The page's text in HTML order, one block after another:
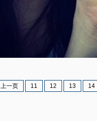
上一页 11 12 13 14